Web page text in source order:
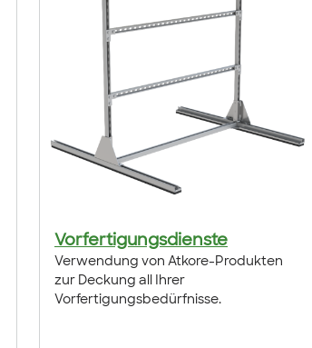
Vorfertigungsdienste
Verwendung von Atkore-Produkten
zur Deckung all Ihrer
Vorfertigungsbedürfnisse.